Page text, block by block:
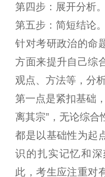
第四步：展开分析。
第五步：简短结论。
针对考研政治的命
方面来提升自己综
观点、方法等，分
第一点是紧扣基础
离其宗”，无论综合
都是以基础性为起
识的扎实记忆和
此，考生应注重对